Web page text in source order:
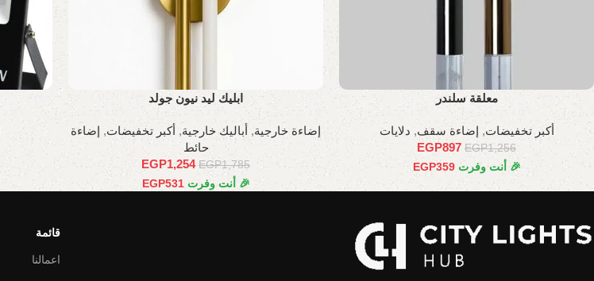
معلقة سلندر
أكبر تخفيضات, إضاءة سقف, دلايات
EGP1,256
EGP897
🎉 أنت وفرت EGP359
ابليك ليد نيون جولد
إضاءة خارجية, أباليك خارجية, أكبر تخفيضات, إضاءة
حائط
EGP1,785
EGP1,254
🎉 أنت وفرت EGP531
قائمة
اعمالنا